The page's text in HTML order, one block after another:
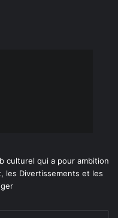
culturel qui a pour ambition
les Divertissements et les